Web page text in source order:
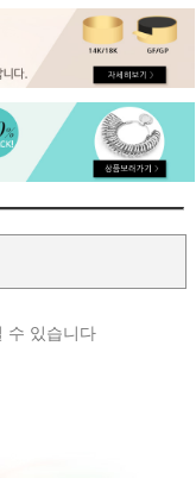
로
수 있습니다